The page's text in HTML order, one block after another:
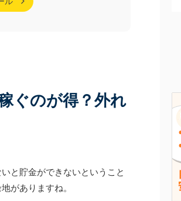
ぐのが得？外れ
と貯金ができないということ
がありますね。
する機会が多いのではないでしょうか。 しか